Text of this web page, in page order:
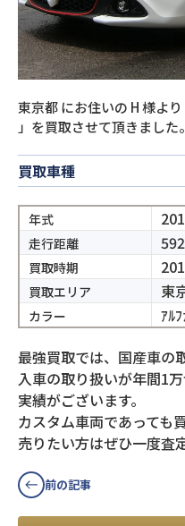
閉
東京都にお住いの H様より
」を買取させて頂きました。
買取車種
年式
走行距離
買取時期
買取エリア 東
カラー
ｱﾙ
最強買取では、国産車の
入車の取り扱いが年間1
実績がございます。
カスタム車両であっても
売りたい方はぜひ一度査
前の記事